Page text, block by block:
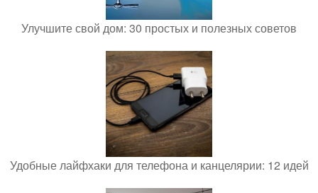
Улучшите свой дом: 30 простых и полезных советов
Удобные лайфхаки для телефона и канцелярии: 12 идей